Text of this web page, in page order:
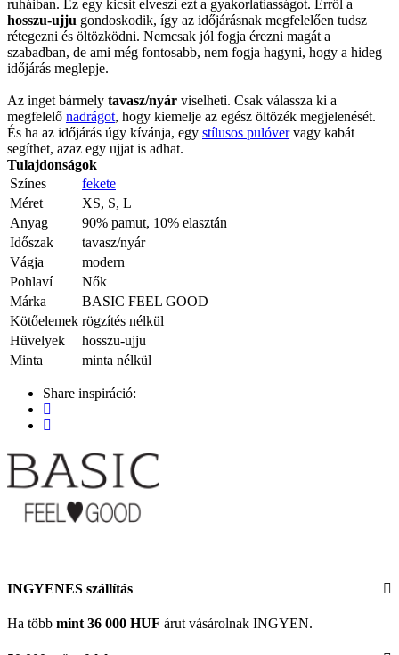
ruháiban. Ez egy kicsit elveszi ezt a gyakorlatiasságot. Erről a
hosszu-ujju gondoskodik, így az időjárásnak megfelelően tudsz
rétegezni és öltözködni. Nemcsak jól fogja érezni magát a
szabadban, de ami még fontosabb, nem fogja hagyni, hogy a hideg
időjárás meglepje.
Az inget bármely tavasz/nyár viselheti. Csak válassza ki a
megfelelő nadrágot, hogy kiemelje az egész öltözék megjelenését.
És ha az időjárás úgy kívánja, egy stílusos pulóvervagy kabát
segíthet, azaz egy ujjat is adhat.
Tulajdonságok
Színes
fekete
Méret
XS, S, L
Anyag
90% pamut, 10% elasztán
Időszak
tavasz/nyár
Vágja
modern
Pohlaví
Nők
Márka
BASIC FEEL GOOD
Kötőelemek rögzítés nélkül
Hüvelyek
hosszu-ujju
Minta
minta nélkül
Share inspiráció:
INGYENES szállítás
Ha több mint 36 000 HUF árut vásárolnak INGYEN.